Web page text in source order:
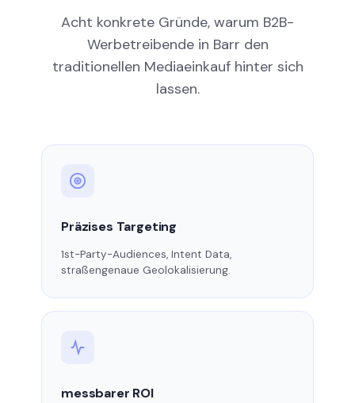
Acht konkrete Gründe, warum B2B-
Werbetreibende in Barr den
traditionellen Mediaeinkauf hinter sich
lassen.
Präzises Targeting
1st-Party-Audiences, Intent Data,
straßengenaue Geolokalisierung.
messbarer ROI